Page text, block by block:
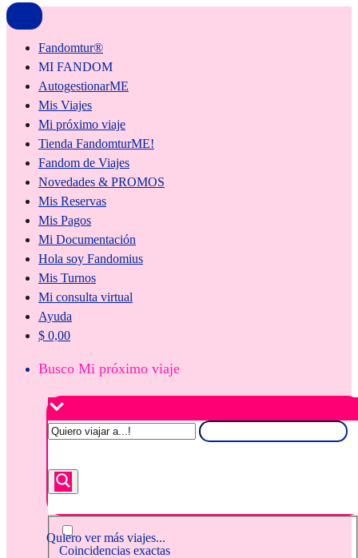
Fandomtur®
MI FANDOM
AutogestionarME
Mis Viajes
Mi próximo viaje
Tienda FandomturME!
Fandom de Viajes
Novedades & PROMOS
Mis Reservas
Mis Pagos
Mi Documentación
Hola soy Fandomius
Mis Turnos
Mi consulta virtual
Ayuda
$ 0,00
Busco Mi próximo viaje
Quiero ver más viajes...
Coincidencias exactas